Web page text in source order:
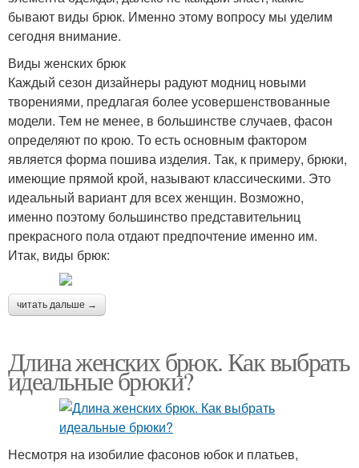
бывают виды брюк. Именно этому вопросу мы уделим
сегодня внимание.
Виды женских брюк
Каждый сезон дизайнеры радуют модниц новыми
творениями, предлагая более усовершенствованные
модели. Тем не менее, в большинстве случаев, фасон
определяют по крою. То есть основным фактором
является форма пошива изделия. Так, к примеру, брюки,
имеющие прямой крой, называют классическими. Это
идеальный вариант для всех женщин. Возможно,
именно поэтому большинство представительниц
прекрасного пола отдают предпочтение именно им.
Итак, виды брюк:
читать дальше →
Длина женских брюк. Как выбрать
идеальные брюки?
Несмотря на изобилие фасонов юбок и платьев,